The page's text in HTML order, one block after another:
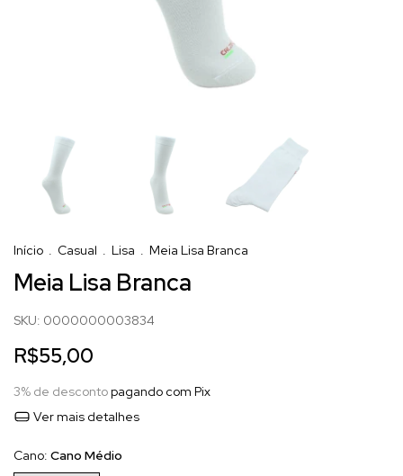
Início . Casual . Lisa . Meia Lisa Branca
Meia Lisa Branca
SKU: 0000000003834
R$55,00
3% de descontopagando com Pix
Ver mais detalhes
Cano: Cano Médio